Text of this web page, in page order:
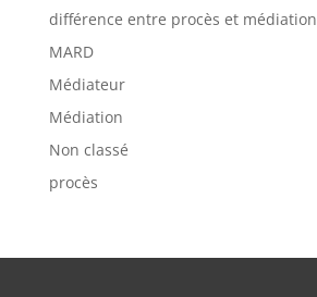
différence entre procès et médiation
MARD
Médiateur
Médiation
Non classé
procès